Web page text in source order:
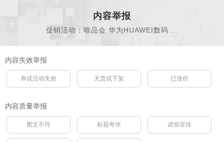
内容举报
促销活动：唯品会 华为HUAWEI数码 ...
内容失效举报
券或活动失效 无货或下架 已涨价
内容质量举报
图文不符 标题夸张 虚假宣传